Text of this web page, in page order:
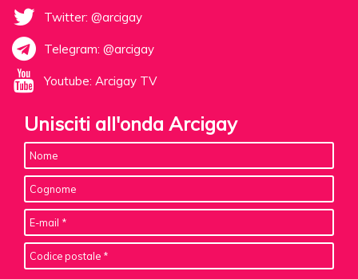
Twitter: @arcigay
Telegram: @arcigay
Youtube: Arcigay TV
Unisciti all'onda Arcigay